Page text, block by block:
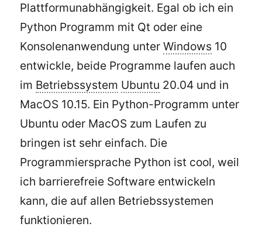
Plattformunabhängigkeit. Egal ob ich ein
Python Programm mit Qt oder eine
Konsolenanwendung unterWindows 10
entwickle, beide Programme laufen auch
im Betriebssystem Ubuntu 20.04 und in
MacOS 10.15. Ein Python-Programm unter
Ubuntu oder MacOS zum Laufen zu
bringen ist sehr einfach. Die
Programmiersprache Python ist cool, weil
ich barrierefreie Software entwickeln
kann, die auf allen Betriebssystemen
funktionieren.